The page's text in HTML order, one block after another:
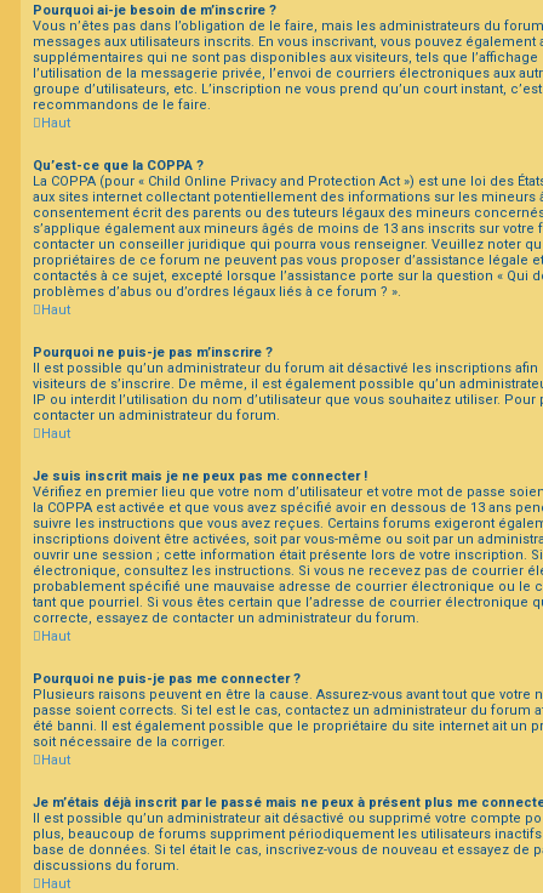
Pourquoi ai-je besoin de m’inscrire ?
Vous n’êtes pas dans l’obligation de le faire, mais les administrateurs du
messages aux utilisateurs inscrits. En vous inscrivant, vous pouvez
supplémentaires qui ne sont pas disponibles aux visiteurs, tels que l’affichage
l’utilisation de la messagerie privée, l’envoi de courriers électroniques aux
groupe d’utilisateurs, etc. L’inscription ne vous prend qu’un court instant,
recommandons de le faire.
Haut
Qu’est-ce que la COPPA ?
La COPPA (pour « Child Online Privacy and Protection Act ») est une loi des
aux sites internet collectant potentiellement des informations sur les mineurs
consentement écrit des parents ou des tuteurs légaux des mineurs
s’applique également aux mineurs âgés de moins de 13 ans inscrits sur
contacter un conseiller juridique qui pourra vous renseigner. Veuillez noter
propriétaires de ce forum ne peuvent pas vous proposer d’assistance légale
contactés à ce sujet, excepté lorsque l’assistance porte sur la question « Qui
problèmes d’abus ou d’ordres légaux liés à ce forum ? ».
Haut
Pourquoi ne puis-je pas m’inscrire ?
Il est possible qu’un administrateur du forum ait désactivé les inscriptions afin
visiteurs de s’inscrire. De même, il est également possible qu’un
IP ou interdit l’utilisation du nom d’utilisateur que vous souhaitez utiliser.
contacter un administrateur du forum.
Haut
Je suis inscrit mais je ne peux pas me connecter !
Vérifiez en premier lieu que votre nom d’utilisateur et votre mot de passe
la COPPA est activée et que vous avez spécifié avoir en dessous de 13 ans
suivre les instructions que vous avez reçues. Certains forums exigeront
inscriptions doivent être activées, soit par vous-même ou soit par un
ouvrir une session ; cette information était présente lors de votre inscription.
électronique, consultez les instructions. Si vous ne recevez pas de courrier
probablement spécifié une mauvaise adresse de courrier électronique ou le
tant que pourriel. Si vous êtes certain que l’adresse de courrier électronique
correcte, essayez de contacter un administrateur du forum.
Haut
Pourquoi ne puis-je pas me connecter ?
Plusieurs raisons peuvent en être la cause. Assurez-vous avant tout que votre
passe soient corrects. Si tel est le cas, contactez un administrateur du forum
été banni. Il est également possible que le propriétaire du site internet ait un
soit nécessaire de la corriger.
Haut
Je m’étais déjà inscrit par le passé mais ne peux à présent plus me
Il est possible qu’un administrateur ait désactivé ou supprimé votre compte
plus, beaucoup de forums suppriment périodiquement les utilisateurs
base de données. Si tel était le cas, inscrivez-vous de nouveau et essayez de
discussions du forum.
Haut